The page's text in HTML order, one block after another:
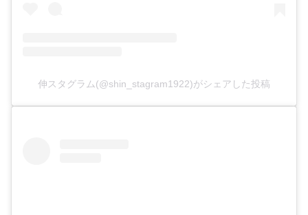
伸スタグラム(@shin_stagram1922)がシェアした投稿